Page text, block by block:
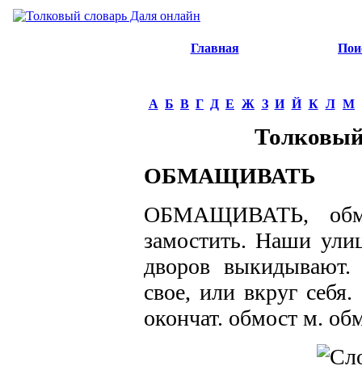
Главная
А Б В Г Д Е Ж З И Й К Л М
ОБМАЩИВАТЬ
ОБМАЩИВАТЬ,
замостить. Наши
дворов
свое, или вкруг
окончат. обмост м.